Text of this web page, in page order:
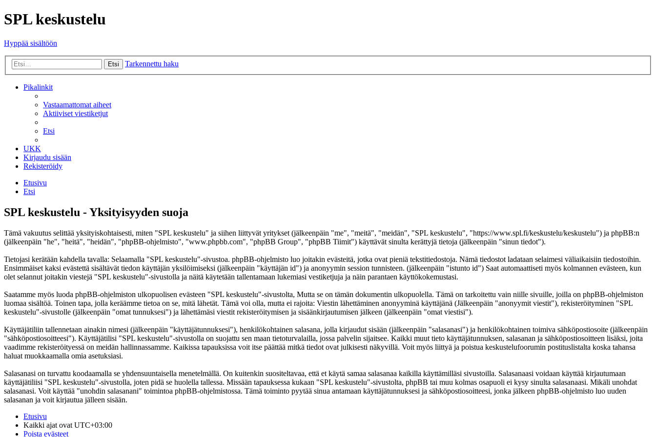
SPL keskustelu
Hyppää sisältöön
Etsi Tarkennettu haku
Pikalinkit
Vastaamattomat aiheet
Aktiiviset viestiketjut
Etsi
UKK
Kirjaudu sisään
Rekisteröidy
Etusivu
Etsi
SPL keskustelu - Yksityisyyden suoja
Tämä vakuutus selittää yksityiskohtaisesti, miten "SPL keskustelu" ja siihen liittyvät yritykset (jälkeenpäin "me", "meitä", "meidän", "SPL keskustelu", "https://www.spl.fi/keskustelu/keskustelu") ja phpBB:n
(jälkeenpäin "he", "heitä", "heidän", "phpBB-ohjelmisto", "www.phpbb.com", "phpBB Group", "phpBB Tiimit") käyttävät sinulta kerättyjä tietoja (jälkeenpäin "sinun tiedot").
Tietojasi kerätään kahdella tavalla: Selaamalla "SPL keskustelu"-sivustoa. phpBB-ohjelmisto luo joitakin evästeitä, jotka ovat pieniä tekstitiedostoja. Nämä tiedostot ladataan selaimesi väliaikaisiin tiedostoihin.
Ensimmäiset kaksi evästettä sisältävät tiedon käyttäjän yksilöimiseksi (jälkeenpäin "käyttäjän id") ja anonyymin session tunnisteen. (jälkeenpäin "istunto id") Saat automaattiseti myös kolmannen evästeen, kun
olet selannut joitakin viestejä "SPL keskustelu"-sivustolla ja näitä käytetään tallentamaan lukemiasi vestiketjuja ja näin parantaen käyttökokemustasi.
Saatamme myös luoda phpBB-ohjelmiston ulkopuolisen evästeen "SPL keskustelu"-sivustolta, Mutta se on tämän dokumentin ulkopuolella. Tämä on tarkoitettu vain niille sivuille, joilla on phpBB-ohjelmiston
luomaa sisältöä. Toinen tapa, jolla keräämme tietoa on se, mitä lähetät. Tämä voi olla, mutta ei rajoita: Viestin lähettäminen anonyyminä käyttäjänä (Jälkeenpäin "anonyymit viestit"), rekisteröityminen "SPL
keskustelu"-sivustolle (jälkeenpäin "omat tunnuksesi") ja lähettämäsi viestit rekisteröitymisen ja sisäänkirjautumisen jälkeen (jälkeenpäin "omat viestisi").
Käyttäjätiliin tallennetaan ainakin nimesi (jälkeenpäin "käyttäjätunnuksesi"), henkilökohtainen salasana, jolla kirjaudut sisään (jälkeenpäin "salasanasi") ja henkilökohtainen toimiva sähköpostiosoite (jälkeenpäin
"sähköpostiosoitteesi"). Käyttäjätilisi "SPL keskustelu"-sivustolla on suojattu sen maan tietoturvalailla, jossa palvelin sijaitsee. Kaikki muut tieto käyttäjätunnuksen, salasanan ja sähköpostiosoitteen lisäksi, joita
vaadimme rekisteröityessä on meidän hallinnassamme. Kaikissa tapauksissa voit itse päättää mitkä tiedot ovat julkisesti näkyvillä. Voit myös liittyä ja poistua keskustelufoorumin postituslistalta koska tahansa
haluat muokkaamalla omia asetuksiasi.
Salasanasi on turvattu koodaamalla se yhdensuuntaisella menetelmällä. On kuitenkin suositeltavaa, että et käytä samaa salasanaa kaikilla käyttämilläsi sivustoilla. Salasanaasi voidaan käyttää kirjautumaan
käyttäjätiliisi "SPL keskustelu"-sivustolla, joten pidä se huolella tallessa. Missään tapauksessa kukaan "SPL keskustelu"-sivustolta, phpBB tai muu kolmas osapuoli ei kysy sinulta salasanaasi. Mikäli unohdat
salasanasi. Voit käyttää "unohdin salasanani" toimintoa phpBB-ohjelmistossa. Tämä toiminto pyytää sinua antamaan käyttäjätunnuksesi ja sähköpostiosoitteesi, jonka jälkeen phpBB-ohjelmisto luo uuden
salasanan ja voit kirjautua jälleen sisään.
Etusivu
Kaikki ajat ovat UTC+03:00
Poista evästeet